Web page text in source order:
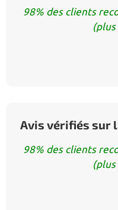
98% des clients
Avis vérifiés sur
98% des clients